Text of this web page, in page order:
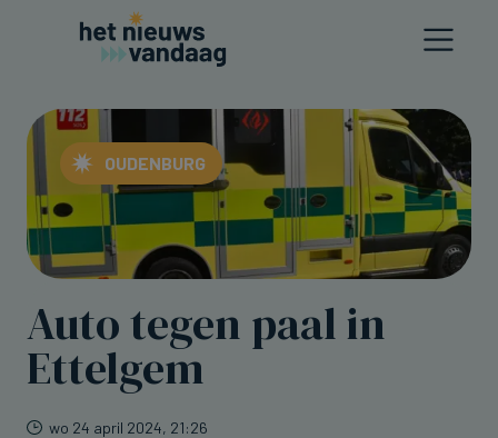
OUDENBURG
Auto tegen paal in
Ettelgem
wo 24 april 2024, 21:26